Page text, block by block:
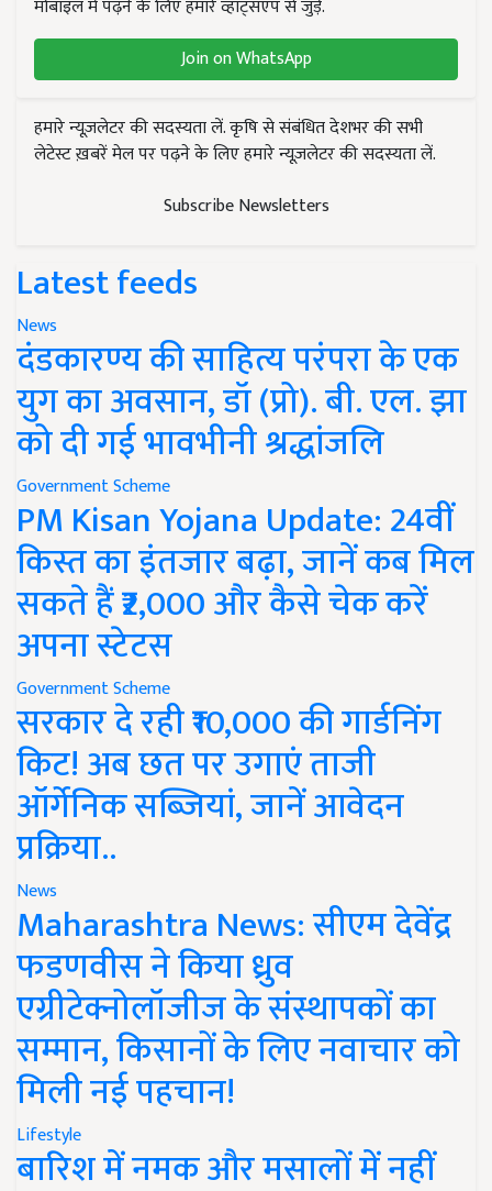
मोबाइल में पढ़ने के लिए हमारे व्हाट्सएप से जुड़ें.
Join on WhatsApp
हमारे न्यूज़लेटर की सदस्यता लें. कृषि से संबंधित देशभर की सभी
लेटेस्ट ख़बरें मेल पर पढ़ने के लिए हमारे न्यूज़लेटर की सदस्यता लें.
Subscribe Newsletters
Latest feeds
News
दंडकारण्य की साहित्य परंपरा के एक
युग का अवसान, डॉ (प्रो). बी. एल. झा
को दी गई भावभीनी श्रद्धांजलि
Government Scheme
PM Kisan Yojana Update: 24वीं
किस्त का इंतजार बढ़ा, जानें कब मिल
सकते हैं ₹2,000 और कैसे चेक करें
अपना स्टेटस
Government Scheme
सरकार दे रही ₹10,000 की गार्डनिंग
किट! अब छत पर उगाएं ताजी
ऑर्गेनिक सब्जियां, जानें आवेदन
प्रक्रिया..
News
Maharashtra News: सीएम देवेंद्र
फडणवीस ने किया ध्रुव
एग्रीटेक्नोलॉजीज के संस्थापकों का
सम्मान, किसानों के लिए नवाचार को
मिली नई पहचान!
Lifestyle
बारिश में नमक और मसालों में नहीं